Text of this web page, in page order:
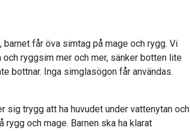
får öva simtag på mage och rygg. Vi
ryggsim mer och mer, sänker botten lite
bottnar. Inga simglasögon får användas.
sig trygg att ha huvudet under vattenytan och
rygg och mage. Barnen ska ha klarat